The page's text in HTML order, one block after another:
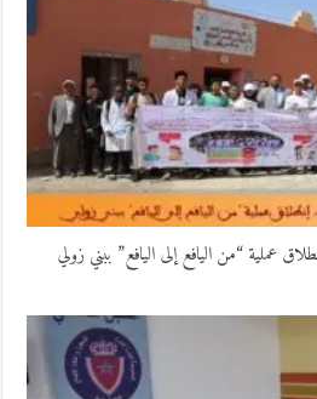
عملية “من اليافع إلى اليافع” ببني زولي